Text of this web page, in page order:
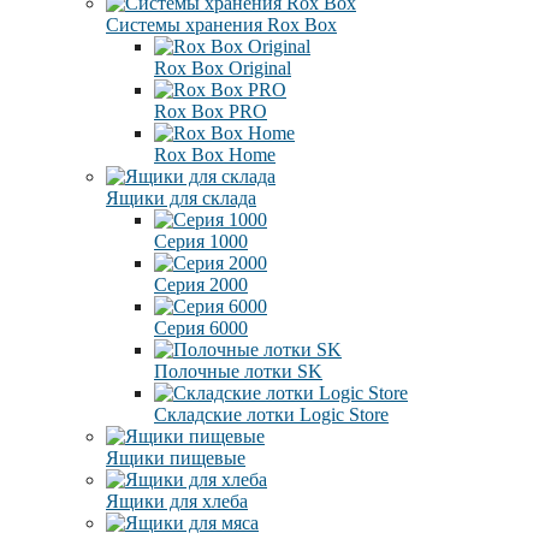
Системы хранения Rox Box
Rox Box Original
Rox Box PRO
Rox Box Home
Ящики для склада
Серия 1000
Серия 2000
Серия 6000
Полочные лотки SK
Складские лотки Logic Store
Ящики пищевые
Ящики для хлеба